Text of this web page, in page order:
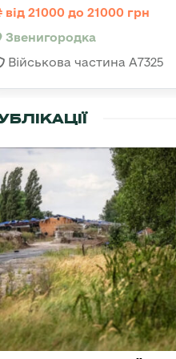
від 21000 до 21000 грн
Звенигородка
Військова частина А7325